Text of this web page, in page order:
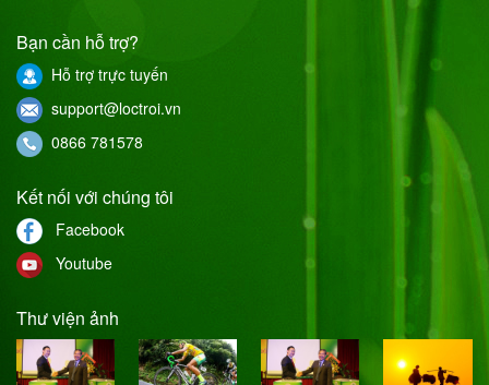
Bạn cần hỗ trợ?
Hỗ trợ trực tuyến
support@loctroi.vn
0866 781578
Kết nối với chúng tôi
Facebook
Youtube
Thư viện ảnh